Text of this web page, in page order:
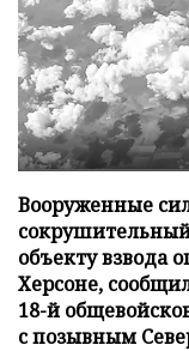
Вооруженные
объекту взвода
Херсоне,
18-й
с позывным